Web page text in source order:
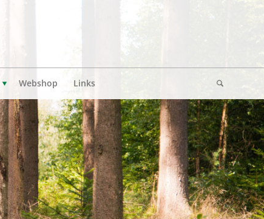
Webshop Links